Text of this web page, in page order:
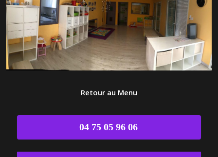
Retour au Menu
04 75 05 96 06